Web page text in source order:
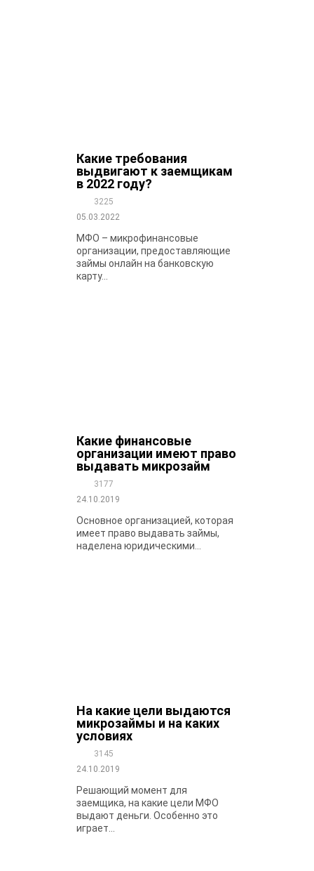
Какие требования
выдвигают к заемщикам
в 2022 году?
3225
05.03.2022
МФО – микрофинансовые
организации, предоставляющие
займы онлайн на банковскую
карту...
Какие финансовые
организации имеют право
выдавать микрозайм
3177
24.10.2019
Основное организацией, которая
имеет право выдавать займы,
наделена юридическими...
На какие цели выдаются
микрозаймы и на каких
условиях
3145
24.10.2019
Решающий момент для
заемщика, на какие цели МФО
выдают деньги. Особенно это
играет...